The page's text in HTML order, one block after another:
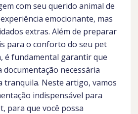
com seu querido animal de
emocionante, mas
extras. Além de preparar
para o conforto do seu pet
é fundamental garantir que
documentação necessária
tranquila. Neste artigo, vamos
indispensável para
para que você possa